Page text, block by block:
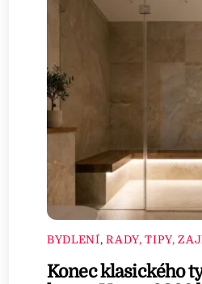
BYDLENÍ,RADY, TIPY,
Konec klasického